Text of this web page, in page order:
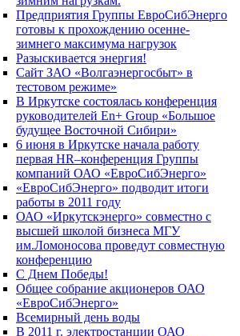
Предприятия Группы ЕвроСибЭнерго
готовы к прохождению осенне-
зимнего максимума нагрузок
Разыскивается энергия!
Сайт ЗАО «Волгаэнергосбыт» в
тестовом режиме»
В Иркутске состоялась конференция
руководителей En+ Group «Большое
будущее Восточной Сибири»
6 июня в Иркутске начала работу
первая HR–конференция Группы
компаний ОАО «ЕвроСибЭнерго»
«ЕвроСибЭнерго» подводит итоги
работы в 2011 году
ОАО «Иркутскэнерго» совместно с
высшей школой бизнеса МГУ
им.Ломоносова проведут совместную
конференцию
С Днем Победы!
Общее собрание акционеров ОАО
«ЕвроСибЭнерго»
Всемирный день воды
В 2011 г. электростанции ОАО